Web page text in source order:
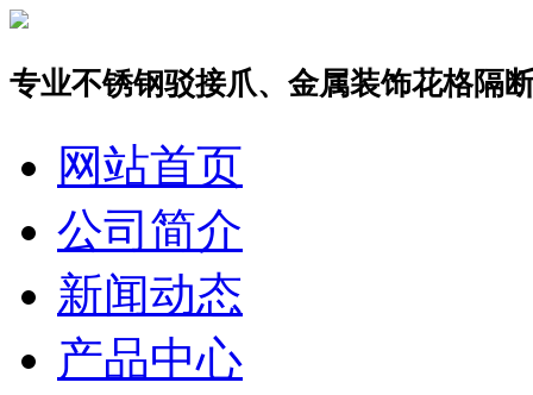
专业不锈钢驳接爪、金属装饰花格隔
网站首页
公司简介
新闻动态
产品中心